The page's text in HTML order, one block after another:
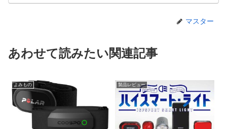
マスター
あわせて読みたい関連記事
よみもの 製品レビュー